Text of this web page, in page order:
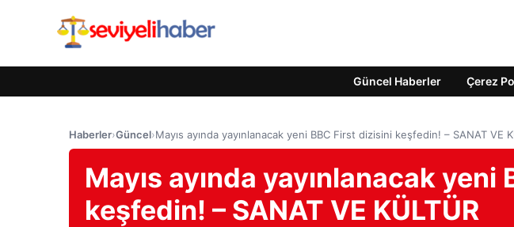
Güncel Haberler Çerez
Haberler›Güncel›Mayıs ayında yayınlanacak yeni BBC First dizisini keşfedin! – SANAT VE
Mayıs ayında yayınlanacak
keşfedin! – SANAT VE KÜLTÜR